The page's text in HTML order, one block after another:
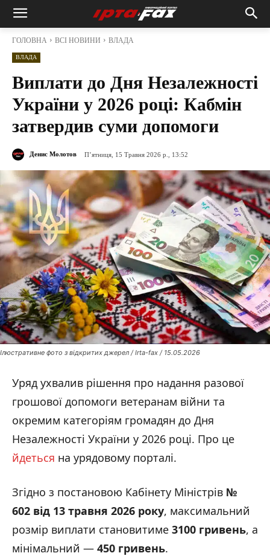
ГОЛОВНА ВСІ НОВИНИ ВЛАДА
ВЛАДА
Виплати до Дня Незалежності
України у 2026 році: Кабмін
затвердив суми допомоги
Денис Молотов П’ятниця, 15 Травня 2026 р., 13:52
Ілюстративне фото з відкритих джерел / Irta-fax / 15.05.2026
Уряд ухвалив рішення про надання разової
грошової допомоги ветеранам війни та
окремим категоріям громадян до Дня
Незалежності України у 2026 році. Про це
йдеться на урядовому порталі.
Згідно з постановою Кабінету Міністрів №
602 від 13 травня 2026 року, максимальний
розмір виплати становитиме 3100 гривень, а
мінімальний — 450 гривень.